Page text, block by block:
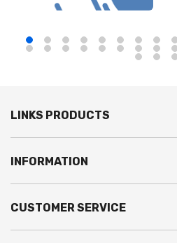
LINKS PRODUCTS
INFORMATION
CUSTOMER SERVICE